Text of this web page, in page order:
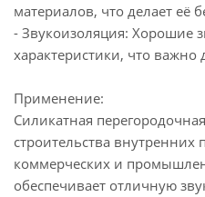
материалов, что делает её
- Звукоизоляция: Хорошие
характеристики, что
Применение:
Силикатная
строительства внутренних
коммерческих и
обеспечивает отличную